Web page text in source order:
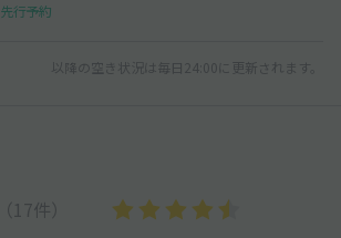
先行予約
以降の空き状況は毎日24:00に更新されます。
（17件）